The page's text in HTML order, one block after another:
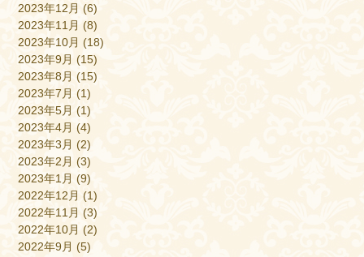
2023年12月 (6)
2023年11月 (8)
2023年10月 (18)
2023年9月 (15)
2023年8月 (15)
2023年7月 (1)
2023年5月 (1)
2023年4月 (4)
2023年3月 (2)
2023年2月 (3)
2023年1月 (9)
2022年12月 (1)
2022年11月 (3)
2022年10月 (2)
2022年9月 (5)